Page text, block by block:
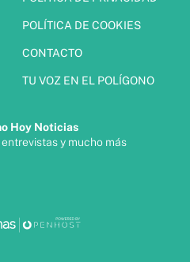
POLÍTICA DE COOKIES
CONTACTO
TU VOZ EN EL POLÍGONO
Hoy Noticias
y mucho más